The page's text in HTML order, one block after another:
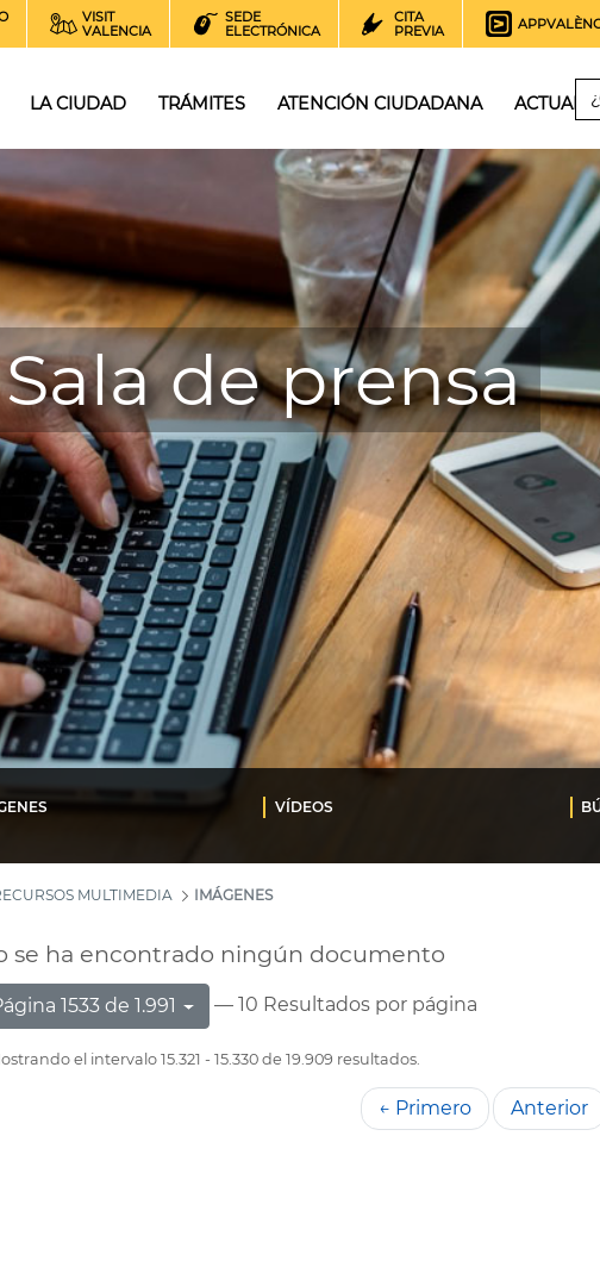
VISIT
VALENCIA
SEDE
ELECTRÓNICA
CITA
PREVIA
LA CIUDAD TRÁMITES ATENCIÓN CIUDADANA
Sala de prensa
VÍDEOS
MULTIMEDIA IMÁGENES
se ha encontrado ningún documento
1533 de 1.991 — 10 Resultados por página
el intervalo 15.321 - 15.330 de 19.909 resultados.
← Primero Anterior